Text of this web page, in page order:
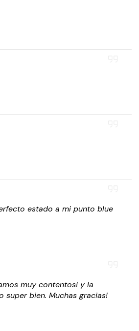
estado a mi punto blue
muy contentos! y la
bien. Muchas gracias!